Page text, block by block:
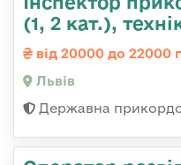
(1, 2 кат.),
від 20000 до 22000
Львів
Державна